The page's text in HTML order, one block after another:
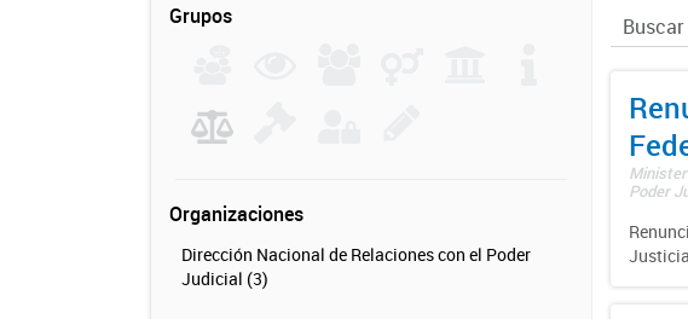
Grupos
Organizaciones
Dirección Nacional de Relaciones con el Poder
Judicial (3)
Poder